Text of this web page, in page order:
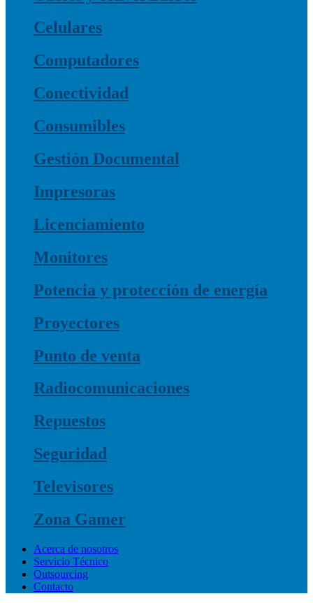
Celulares
Computadores
Conectividad
Consumibles
Gestión Documental
Impresoras
Licenciamiento
Monitores
Potencia y protección de energía
Proyectores
Punto de venta
Radiocomunicaciones
Repuestos
Seguridad
Televisores
Zona Gamer
Acerca de nosotros
Servicio Técnico
Outsourcing
Contacto